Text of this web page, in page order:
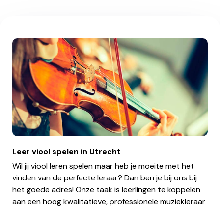
Leer viool spelen in Utrecht
Wil jij viool leren spelen maar heb je moeite met het
vinden van de perfecte leraar? Dan ben je bij ons bij
het goede adres! Onze taak is leerlingen te koppelen
aan een hoog kwalitatieve, professionele muziekleraar